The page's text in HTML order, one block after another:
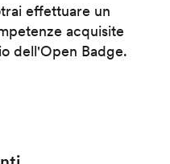
effettuare un
acquisite
dell'Open Badge.